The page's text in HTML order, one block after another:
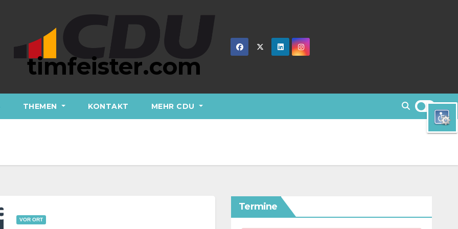
timfeister.com
THEMEN KONTAKT MEHR CDU
VOR ORT
Termine